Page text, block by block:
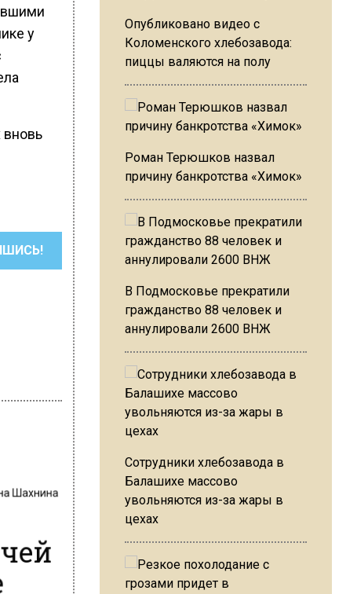
у
Опубликовано видео с
Коломенского хлебозавода:
пиццы валяются на полу
Роман Терюшков назвал
причину банкротства «Химок»
В Подмосковье прекратили
гражданство 88 человек и
аннулировали 2600 ВНЖ
Сотрудники хлебозавода в
Балашихе массово
увольняются из-за жары в
цехах